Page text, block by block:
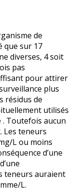
de
que sur 17
diverses, 4 soit
pas
pour attirer
plus
résidus de
utilisés
Toutefois aucun
Les teneurs
L ou moins
d’une
teneurs auraient
L.